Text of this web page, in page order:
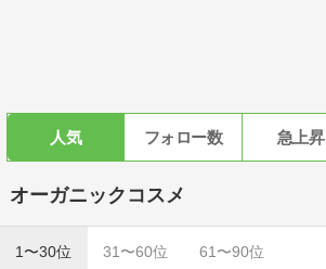
人気 フォロー数 急上昇
オーガニックコスメ
1〜30位 31〜60位 61〜90位